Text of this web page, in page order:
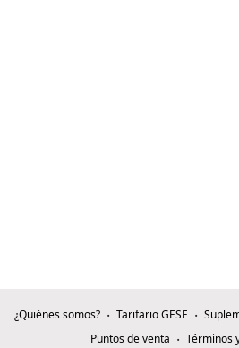
¿Quiénes somos? Tarifario GESE
Puntos de venta
Términos